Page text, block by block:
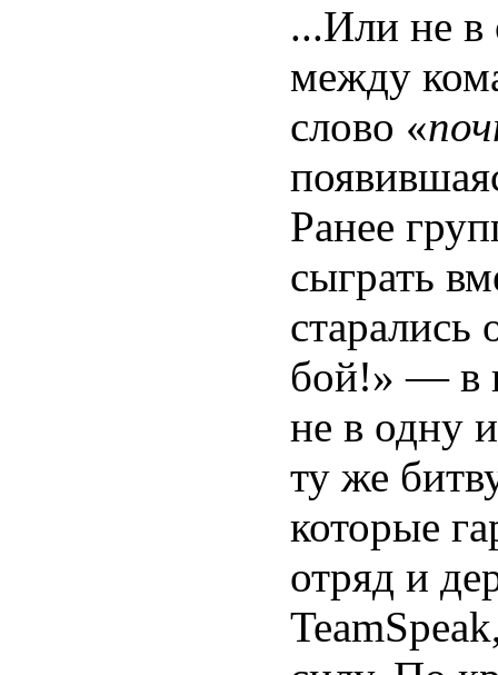
...Или не в
между
слово «
Ранее
сыграть
бой!» — в
не в одну
ту же
которые
отряд и